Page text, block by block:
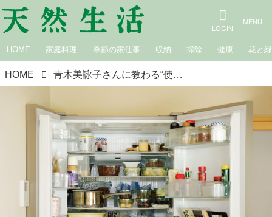
HOME 家庭料理 季節の家仕事 収納 掃除 健康 花と緑
HOME 青木美詠子さんに教わる“使いやすい冷蔵庫”。メインの「冷蔵室」は、容量の80%で見通しよく